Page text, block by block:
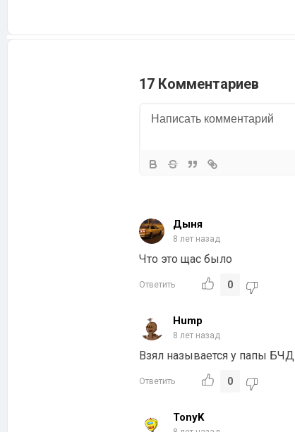
17 Комментариев
Дыня
8 лет назад
Что это щас было
Ответить 0
Hump
8 лет назад
Взял называется у папы
Ответить 0
TonyK